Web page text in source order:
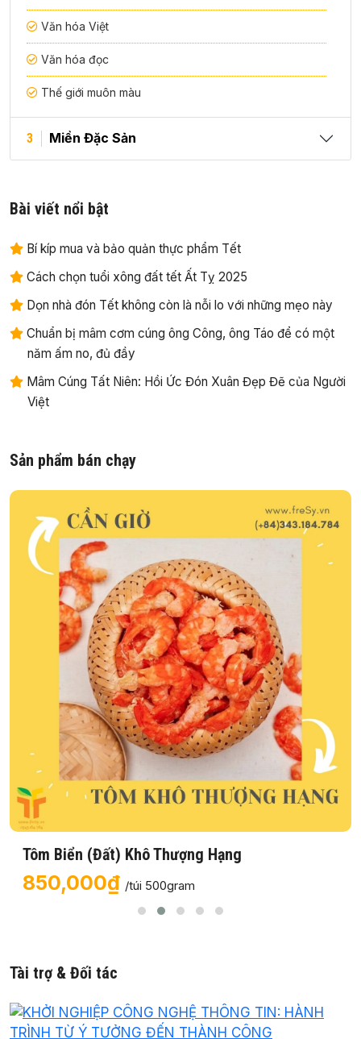
Văn hóa Việt
Văn hóa đọc
Thế giới muôn màu
3 Miền Đặc Sản
Bài viết nổi bật
Bí kíp mua và bảo quản thực phẩm Tết
Cách chọn tuổi xông đất tết Ất Tỵ 2025
Dọn nhà đón Tết không còn là nỗi lo với những mẹo này
Chuẩn bị mâm cơm cúng ông Công, ông Táo để có một
năm ấm no, đủ đầy
Mâm Cúng Tất Niên: Hồi Ức Đón Xuân Đẹp Đẽ của Người
Việt
Sản phẩm bán chạy
Tôm Biển (Đất) Khô Thượng Hạng
850,000₫ /túi 500gram
Tài trợ & Đối tác